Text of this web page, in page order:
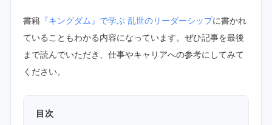
書籍 『キングダム』で学ぶ 乱世のリーダーシップに書かれ
ていることもわかる内容になっています。ぜひ記事を最後
まで読んでいただき、仕事やキャリアへの参考にしてみて
ください。
目次